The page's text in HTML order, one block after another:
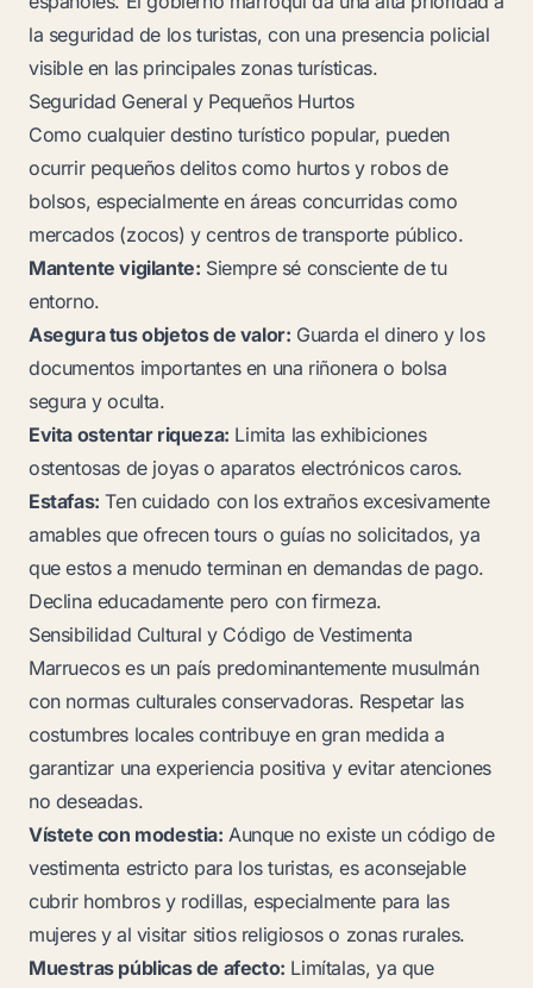
la seguridad de los turistas, con una presencia policial
visible en las principales zonas turísticas.
Seguridad General y Pequeños Hurtos
Como cualquier destino turístico popular, pueden
ocurrir pequeños delitos como hurtos y robos de
bolsos, especialmente en áreas concurridas como
mercados (zocos) y centros de transporte público.
Mantente vigilante: Siempre sé consciente de tu
entorno.
Asegura tus objetos de valor: Guarda el dinero y los
documentos importantes en una riñonera o bolsa
segura y oculta.
Evita ostentar riqueza: Limita las exhibiciones
ostentosas de joyas o aparatos electrónicos caros.
Estafas: Ten cuidado con los extraños excesivamente
amables que ofrecen tours o guías no solicitados, ya
que estos a menudo terminan en demandas de pago.
Declina educadamente pero con firmeza.
Sensibilidad Cultural y Código de Vestimenta
Marruecos es un país predominantemente musulmán
con normas culturales conservadoras. Respetar las
costumbres locales contribuye en gran medida a
garantizar una experiencia positiva y evitar atenciones
no deseadas.
Vístete con modestia: Aunque no existe un código de
vestimenta estricto para los turistas, es aconsejable
cubrir hombros y rodillas, especialmente para las
mujeres y al visitar sitios religiosos o zonas rurales.
Muestras públicas de afecto: Limítalas, ya que